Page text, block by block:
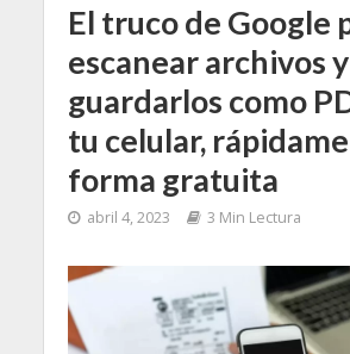
El truco de Google
escanear archivos y
guardarlos como
tu celular,
forma gratuita
abril 4, 2023 3 Min Lectura